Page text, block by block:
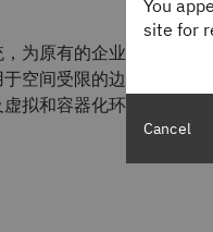
为原有的企业存储系统注
空间受限的边缘位置的
拟和容器化环境。
You
site for
Cancel